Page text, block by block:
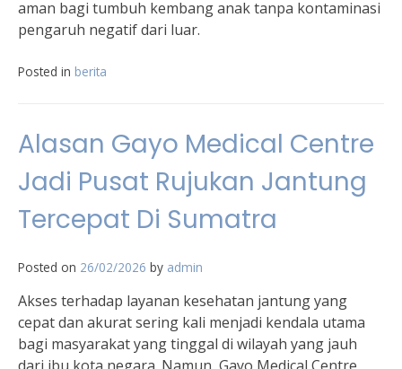
aman bagi tumbuh kembang anak tanpa kontaminasi
pengaruh negatif dari luar.
Posted in berita
Alasan Gayo Medical Centre
Jadi Pusat Rujukan Jantung
Tercepat Di Sumatra
Posted on 26/02/2026 by admin
Akses terhadap layanan kesehatan jantung yang
cepat dan akurat sering kali menjadi kendala utama
bagi masyarakat yang tinggal di wilayah yang jauh